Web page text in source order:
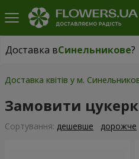
Доставка вСинельникове?
Доставка вСинельникове|
Доставка квітів у м.
Замовити
Сортування: дешевше дорожче